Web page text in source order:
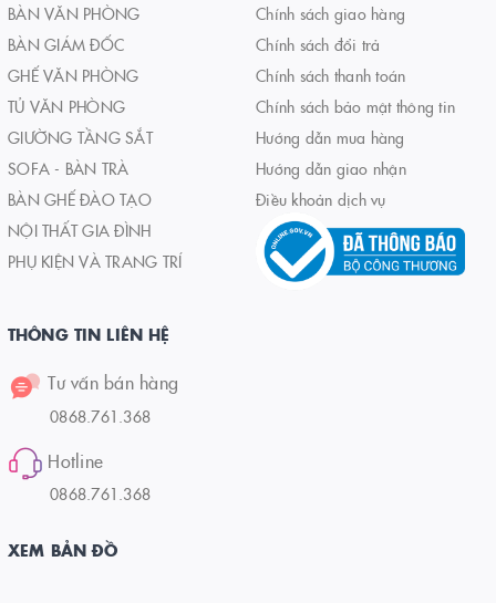
BÀN VĂN PHÒNG
BÀN GIÁM ĐỐC
GHẾ VĂN PHÒNG
TỦ VĂN PHÒNG
GIƯỜNG TẦNG SẮT
SOFA - BÀN TRÀ
BÀN GHẾ ĐÀO TẠO
NỘI THẤT GIA ĐÌNH
PHỤ KIỆN VÀ TRANG TRÍ
Chính sách giao hàng
Chính sách đổi trả
Chính sách thanh toán
Chính sách bảo mật thông tin
Hướng dẫn mua hàng
Hướng dẫn giao nhận
Điều khoản dịch vụ
THÔNG TIN LIÊN HỆ
Tư vấn bán hàng
0868.761.368
Hotline
0868.761.368
XEM BẢN ĐỒ